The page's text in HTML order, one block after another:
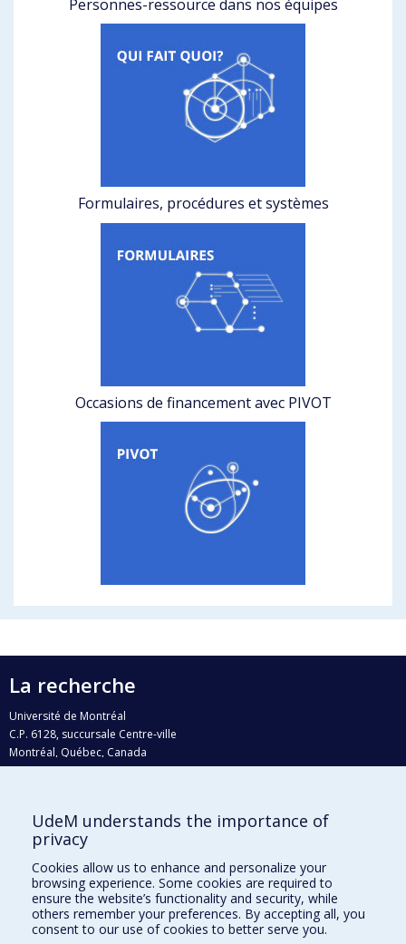
Personnes-ressource dans nos équipes
Formulaires, procédures et systèmes
Occasions de financement avec PIVOT
La recherche
Université de Montréal
C.P. 6128, succursale Centre-ville
Montréal, Québec, Canada
H3C 3J7
Qui fait quoi?
Nous trouver
Plan du site
Accessibilité
UdeM understands the importance of
privacy
Cookies allow us to enhance and personalize your
browsing experience. Some cookies are required to
ensure the website’s functionality and security, while
others remember your preferences. By accepting all, you
consent to our use of cookies to better serve you.